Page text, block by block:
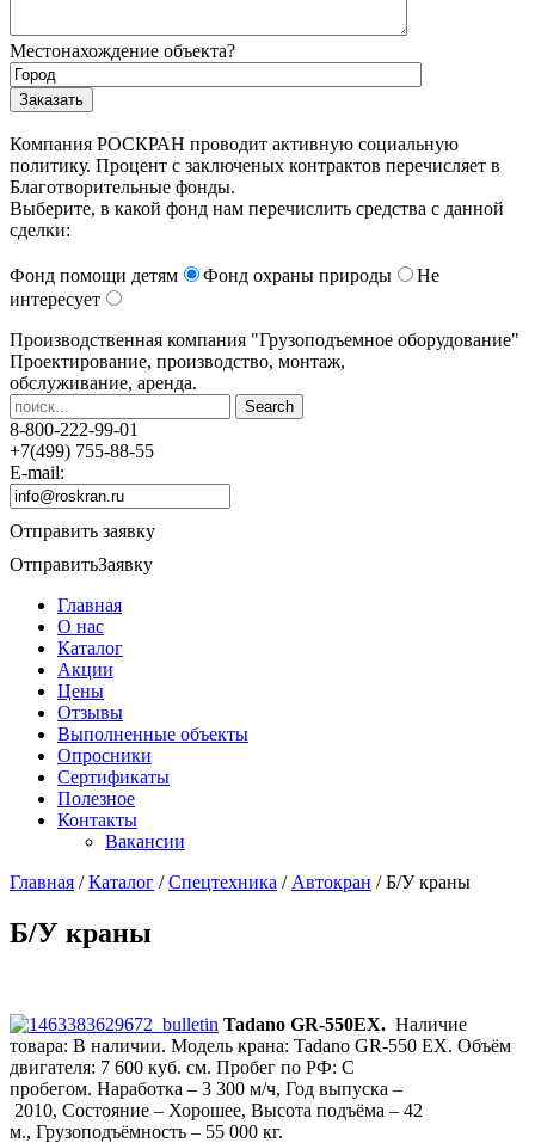
Местонахождение объекта?
Компания РОСКРАН проводит активную социальную
политику. Процент с заключеных контрактов перечисляет в
Благотворительные фонды.
Выберите, в какой фонд нам перечислить средства с данной
сделки:
Фонд помощи детям Фонд охраны природы
Не
интересует
Производственная компания "Грузоподъемное оборудование"
Проектирование, производство, монтаж,
обслуживание, аренда.
8-800-222-99-01
+7(499) 755-88-55
E-mail:
Отправить заявку
ОтправитьЗаявку
Главная
О нас
Каталог
Акции
Цены
Отзывы
Выполненные объекты
Опросники
Сертификаты
Полезное
Контакты
Вакансии
Главная /Каталог /Спецтехника / Автокран /Б/У краны
Б/У краны
Tadano GR-550EX. Наличие
товара: В наличии. Модель крана: Tadano GR-550 EX. Объём
двигателя: 7 600 куб. см. Пробег по РФ: С
пробегом. Наработка – 3 300 м/ч, Год выпуска –
2010, Состояние – Хорошее, Высота подъёма – 42
м., Грузоподъёмность – 55 000 кг.